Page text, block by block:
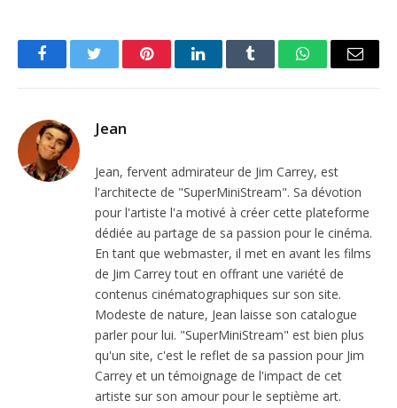
FacebookTwitter PinterestLinkedInTumblr WhatsAppEmail
Jean
Jean, fervent admirateur de Jim Carrey, est
l'architecte de "SuperMiniStream". Sa dévotion
pour l'artiste l'a motivé à créer cette plateforme
dédiée au partage de sa passion pour le cinéma.
En tant que webmaster, il met en avant les films
de Jim Carrey tout en offrant une variété de
contenus cinématographiques sur son site.
Modeste de nature, Jean laisse son catalogue
parler pour lui. "SuperMiniStream" est bien plus
qu'un site, c'est le reflet de sa passion pour Jim
Carrey et un témoignage de l'impact de cet
artiste sur son amour pour le septième art.